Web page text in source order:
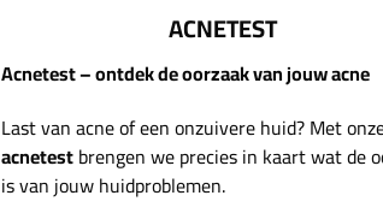
ACNETEST
Acnetest – ontdek de oorzaak van jouw acne
Last van acne of een onzuivere huid? Met
acnetestbrengen we precies in kaart wat de
is van jouw huidproblemen.